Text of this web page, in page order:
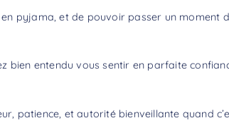
pyjama, et de pouvoir passer un moment
bien entendu vous sentir en parfaite
patience, et autorité bienveillante quand